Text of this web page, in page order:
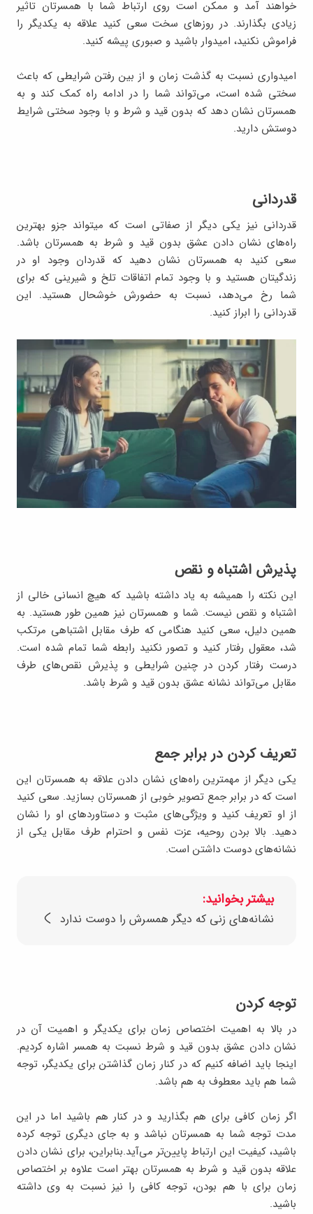
خواهند آمد و ممکن است روی ارتباط شما با همسرتان تاثیر
زیادی بگذارند. در روزهای سخت سعی کنید علاقه به یکدیگر را
فراموش نکنید، امیدوار باشید و صبوری پیشه کنید.
امیدواری نسبت به گذشت زمان و از بین رفتن شرایطی که باعث
سختی شده است، می‌تواند شما را در ادامه راه کمک کند و به
همسرتان نشان دهد که بدون قید و شرط و با وجود سختی شرایط
دوستش دارید.
قدردانی
قدردانی نیز یکی دیگر از صفاتی است که می‎تواند جزو بهترین
راه‌های نشان دادن عشق بدون قید و شرط به همسرتان باشد.
سعی کنید به همسرتان نشان دهید که قدردان وجود او در
زندگیتان هستید و با وجود تمام اتفاقات تلخ و شیرینی که برای
شما رخ می‌دهد، نسبت به حضورش خوشحال هستید. این
قدردانی را ابراز کنید.
پذیرش اشتباه و نقص
این نکته را همیشه به یاد داشته باشید که هیچ انسانی خالی از
اشتباه و نقص نیست. شما و همسرتان نیز همین طور هستید. به
همین دلیل، سعی کنید هنگامی که طرف مقابل اشتباهی مرتکب
شد، معقول رفتار کنید و تصور نکنید رابطه شما تمام شده است.
درست رفتار کردن در چنین شرایطی و پذیرش نقص‌های طرف
مقابل می‌تواند نشانه عشق بدون قید و شرط باشد.
تعریف کردن در برابر جمع
یکی دیگر از مهمترین راه‌های نشان دادن علاقه به همسرتان این
است که در برابر جمع تصویر خوبی از همسرتان بسازید. سعی کنید
از او تعریف کنید و ویژگی‌های مثبت و دستاوردهای او را نشان
دهید. بالا بردن روحیه، عزت نفس و احترام طرف مقابل یکی از
نشانه‌های دوست داشتن است.
بیشتر بخوانید:
نشانه‌های زنی که دیگر همسرش را دوست ندارد
توجه کردن
در بالا به اهمیت اختصاص زمان برای یکدیگر و اهمیت آن در
نشان دادن عشق بدون قید و شرط نسبت به همسر اشاره کردیم.
اینجا باید اضافه کنیم که در کنار زمان گذاشتن برای یکدیگر، توجه
شما هم باید معطوف به هم باشد.
اگر زمان کافی برای هم بگذارید و در کنار هم باشید اما در این
مدت توجه شما به همسرتان نباشد و به جای دیگری توجه کرده
باشید، کیفیت این ارتباط پایین‌تر می‌آید.بنابراین، برای نشان دادن
علاقه بدون قید و شرط به همسرتان بهتر است علاوه بر اختصاص
زمان برای با هم بودن، توجه کافی را نیز نسبت به وی داشته
باشید.